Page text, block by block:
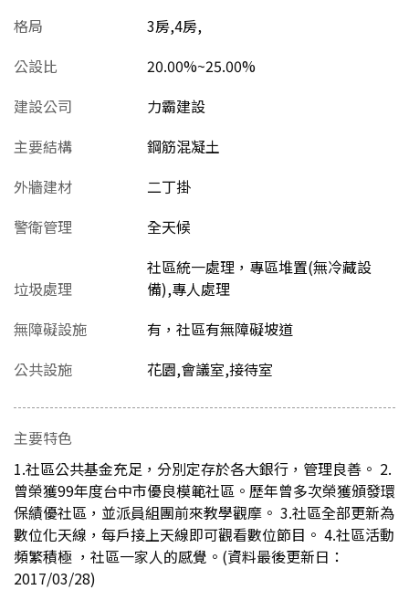
格局
3房,4房,
公設比
20.00%~25.00%
建設公司
力霸建設
主要結構
鋼筋混凝土
外牆建材
二丁掛
警衛管理
全天候
垃圾處理
社區統一處理，專區堆置(無冷藏設
備),專人處理
無障礙設施
有，社區有無障礙坡道
公共設施
花園,會議室,接待室
主要特色
1.社區公共基金充足，分別定存於各大銀行，管理良善。 2.
曾榮獲99年度台中市優良模範社區。歷年曾多次榮獲頒發環
保績優社區，並派員組團前來教學觀摩。 3.社區全部更新為
數位化天線，每戶接上天線即可觀看數位節目。 4.社區活動
頻繁積極 ，社區一家人的感覺。(資料最後更新日：
2017/03/28)